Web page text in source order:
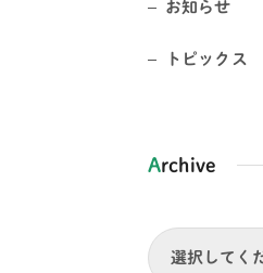
お知らせ
トピックス
Archive